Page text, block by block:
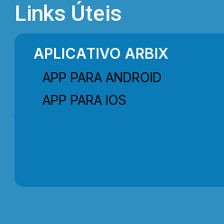
Links Úteis
APLICATIVO ARBIX
APP PARA ANDROID
APP PARA IOS